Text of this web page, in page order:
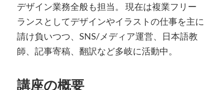
デザイン業務全般も担当。 現在は複業フリー
ランスとしてデザインやイラストの仕事を主に
請け負いつつ、SNS/メディア運営、日本語教
師、記事寄稿、翻訳など多岐に活動中。
講座の概要